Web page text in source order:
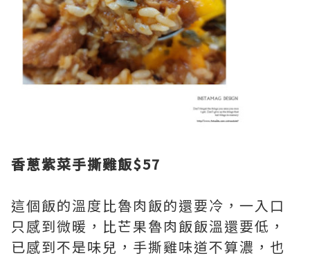
香蔥紫菜手撕雞飯$57
這個飯的溫度比魯肉飯的還要冷，一入口
只感到微暖，比芒果魯肉飯飯溫還要低，
已感到不是味兒，手撕雞味道不算濃，也